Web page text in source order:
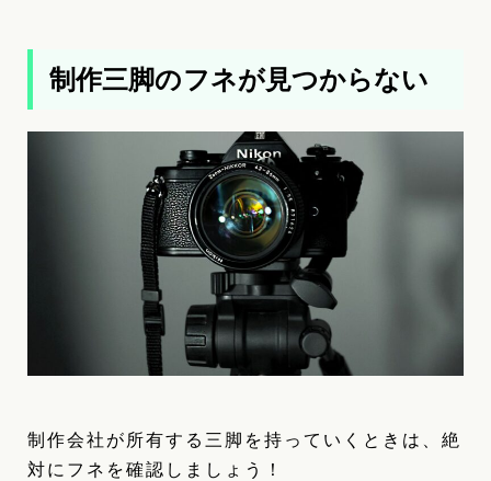
制作三脚のフネが見つからない
制作会社が所有する三脚を持っていくときは、絶
対にフネを確認しましょう！